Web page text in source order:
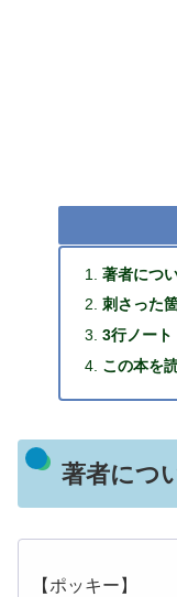
著者につ
刺さった
3行ノート
この本を
著者につ
【ポッキー】